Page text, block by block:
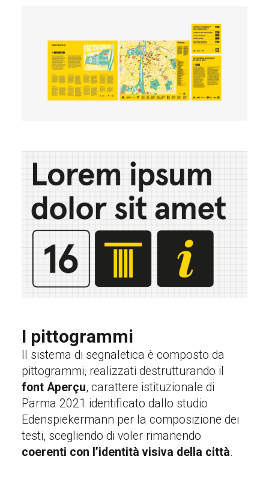
I pittogrammi
Il sistema di segnaletica è composto da
pittogrammi, realizzati destrutturando il
font Aperçu, carattere istituzionale di
Parma 2021 identificato dallo studio
Edenspiekermann per la composizione dei
testi, scegliendo di voler rimanendo
coerenti con l’identità visiva della città.